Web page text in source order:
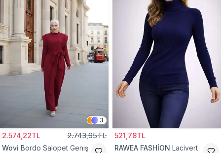
3
2.574,22TL 2.743,95TL
Wovi Bordo Salopet Geniş
521,78TL
RAWEA FASHİON Lacivert